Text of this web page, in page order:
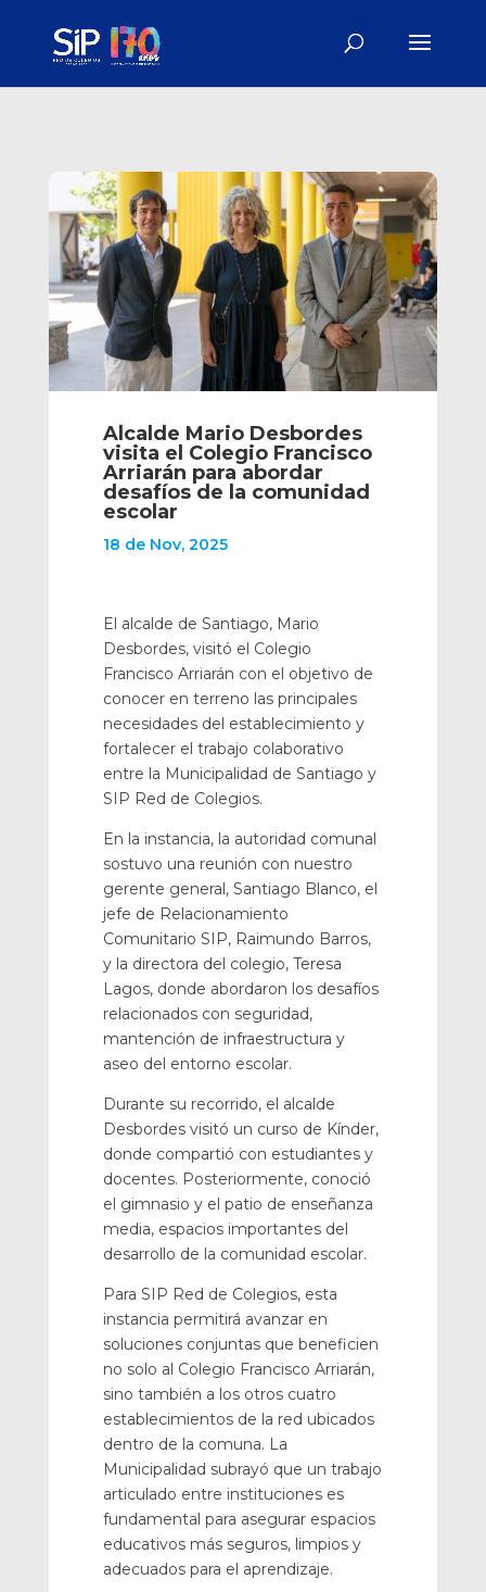
Alcalde Mario Desbordes
visita el Colegio Francisco
Arriarán para abordar
desafíos de la comunidad
escolar
18 de Nov, 2025
El alcalde de Santiago, Mario
Desbordes, visitó el Colegio
Francisco Arriarán con el objetivo de
conocer en terreno las principales
necesidades del establecimiento y
fortalecer el trabajo colaborativo
entre la Municipalidad de Santiago y
SIP Red de Colegios.
En la instancia, la autoridad comunal
sostuvo una reunión con nuestro
gerente general, Santiago Blanco, el
jefe de Relacionamiento
Comunitario SIP, Raimundo Barros,
y la directora del colegio, Teresa
Lagos, donde abordaron los desafíos
relacionados con seguridad,
mantención de infraestructura y
aseo del entorno escolar.
Durante su recorrido, el alcalde
Desbordes visitó un curso de Kínder,
donde compartió con estudiantes y
docentes. Posteriormente, conoció
el gimnasio y el patio de enseñanza
media, espacios importantes del
desarrollo de la comunidad escolar.
Para SIP Red de Colegios, esta
instancia permitirá avanzar en
soluciones conjuntas que beneficien
no solo al Colegio Francisco Arriarán,
sino también a los otros cuatro
establecimientos de la red ubicados
dentro de la comuna. La
Municipalidad subrayó que un trabajo
articulado entre instituciones es
fundamental para asegurar espacios
educativos más seguros, limpios y
adecuados para el aprendizaje.